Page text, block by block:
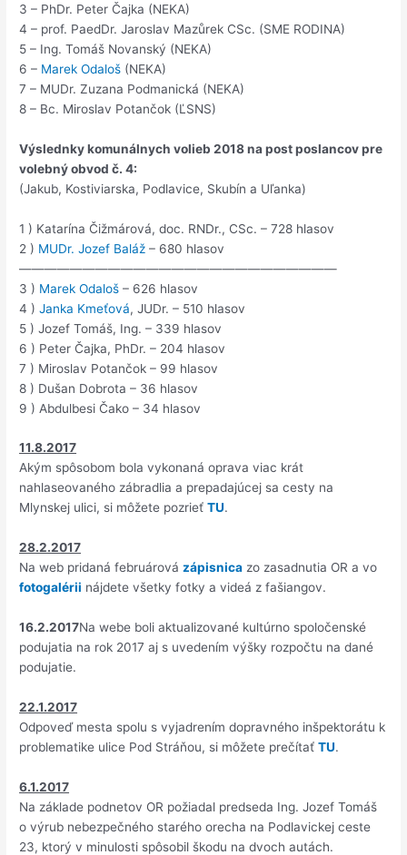
3 – PhDr. Peter Čajka (NEKA)
4 – prof. PaedDr. Jaroslav Mazůrek CSc. (SME RODINA)
5 – Ing. Tomáš Novanský (NEKA)
6 – Marek Odaloš (NEKA)
7 – MUDr. Zuzana Podmanická (NEKA)
8 – Bc. Miroslav Potančok (ĽSNS)
Výslednky komunálnych volieb 2018 na post poslancov pre
volebný obvod č. 4:
(Jakub, Kostiviarska, Podlavice, Skubín a Uľanka)
1 ) Katarína Čižmárová, doc. RNDr., CSc. – 728 hlasov
2 ) MUDr. Jozef Baláž – 680 hlasov
—————————————————————————
3 ) Marek Odaloš – 626 hlasov
4 )Janka Kmeťová, JUDr. – 510 hlasov
5 ) Jozef Tomáš, Ing. – 339 hlasov
6 ) Peter Čajka, PhDr. – 204 hlasov
7 ) Miroslav Potančok – 99 hlasov
8 ) Dušan Dobrota – 36 hlasov
9 ) Abdulbesi Čako – 34 hlasov
11.8.2017
Akým spôsobom bola vykonaná oprava viac krát
nahlaseovaného zábradlia a prepadajúcej sa cesty na
Mlynskej ulici, si môžete pozrieťTU.
28.2.2017
Na web pridaná februárovázápisnica zo zasadnutia OR a vo
fotogalérii nájdete všetky fotky a videá z fašiangov.
16.2.2017Na webe boli aktualizované kultúrno spoločenské
podujatia na rok 2017 aj s uvedením výšky rozpočtu na dané
podujatie.
22.1.2017
Odpoveď mesta spolu s vyjadrením dopravného inšpektorátu k
problematike ulice Pod Stráňou, si môžete prečítaťTU.
6.1.2017
Na základe podnetov OR požiadal predseda Ing. Jozef Tomáš
o výrub nebezpečného starého orecha na Podlavickej ceste
23, ktorý v minulosti spôsobil škodu na dvoch autách.